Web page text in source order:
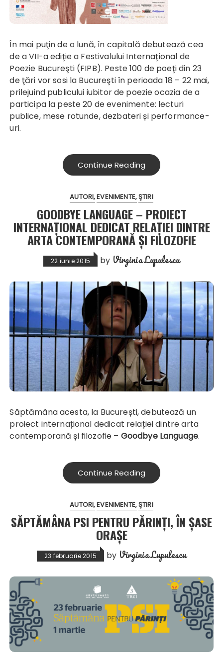
În mai puţin de o lună, în capitală debutează cea
de a VII-a ediţie a Festivalului Internaţional de
Poezie Bucureşti (FIPB). Peste 100 de poeţi din 23
de ţări vor sosi la Bucureşti în perioada 18 – 22 mai,
prilejuind publicului iubitor de poezie ocazia de a
participa la peste 20 de evenimente: lecturi
publice, mese rotunde, dezbateri și performance-
uri.
Continue Reading
AUTORI EVENIMENTE ŞTIRI
GOODBYE LANGUAGE – PROIECT
INTERNAȚIONAL DEDICAT RELAȚIEI DINTRE
ARTA CONTEMPORANĂ ȘI FILOZOFIE
22 iunie 2015 by Virginia Lupulescu
Săptămâna acesta, la București, debutează un
proiect internațional dedicat relației dintre arta
contemporană și filozofie – Goodbye Language.
Continue Reading
AUTORI EVENIMENTE ŞTIRI
SĂPTĂMÂNA PSI PENTRU PĂRINȚI, ÎN ȘASE
ORAȘE
23 februarie 2015 by Virginia Lupulescu